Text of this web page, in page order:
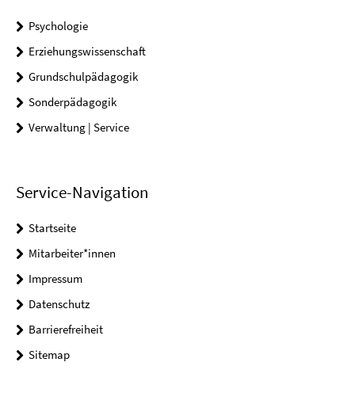
Psychologie
Erziehungswissenschaft
Grundschulpädagogik
Sonderpädagogik
Verwaltung | Service
Service-Navigation
Startseite
Mitarbeiter*innen
Impressum
Datenschutz
Barrierefreiheit
Sitemap